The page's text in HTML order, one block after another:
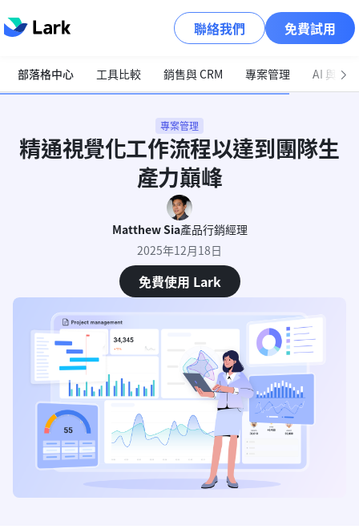
聯絡我們 免費試用
部落格中心 工具比較 銷售與 CRM 專案管理 AI 與自
專案管理
精通視覺化工作流程以達到團隊生
產力巔峰
Matthew Sia產品行銷經理
2025年12月18日
免費使用 Lark